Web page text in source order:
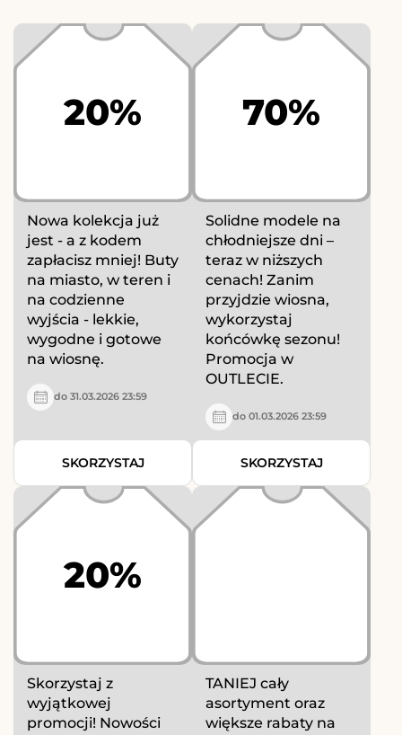
20%
Nowa kolekcja już
jest - a z kodem
zapłacisz mniej! Buty
na miasto, w teren i
na codzienne
wyjścia - lekkie,
wygodne i gotowe
na wiosnę.
do 31.03.2026 23:59
SKORZYSTAJ
70%
Solidne modele na
chłodniejsze dni –
teraz w niższych
cenach! Zanim
przyjdzie wiosna,
wykorzystaj
końcówkę sezonu!
Promocja w
OUTLECIE.
do 01.03.2026 23:59
SKORZYSTAJ
20%
Skorzystaj z
wyjątkowej
promocji! Nowości
TANIEJ cały
asortyment oraz
większe rabaty na